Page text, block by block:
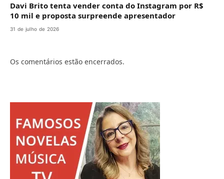
Davi Brito tenta vender conta do Instagram por R$
10 mil e proposta surpreende apresentador
31 de julho de 2026
Os comentários estão encerrados.